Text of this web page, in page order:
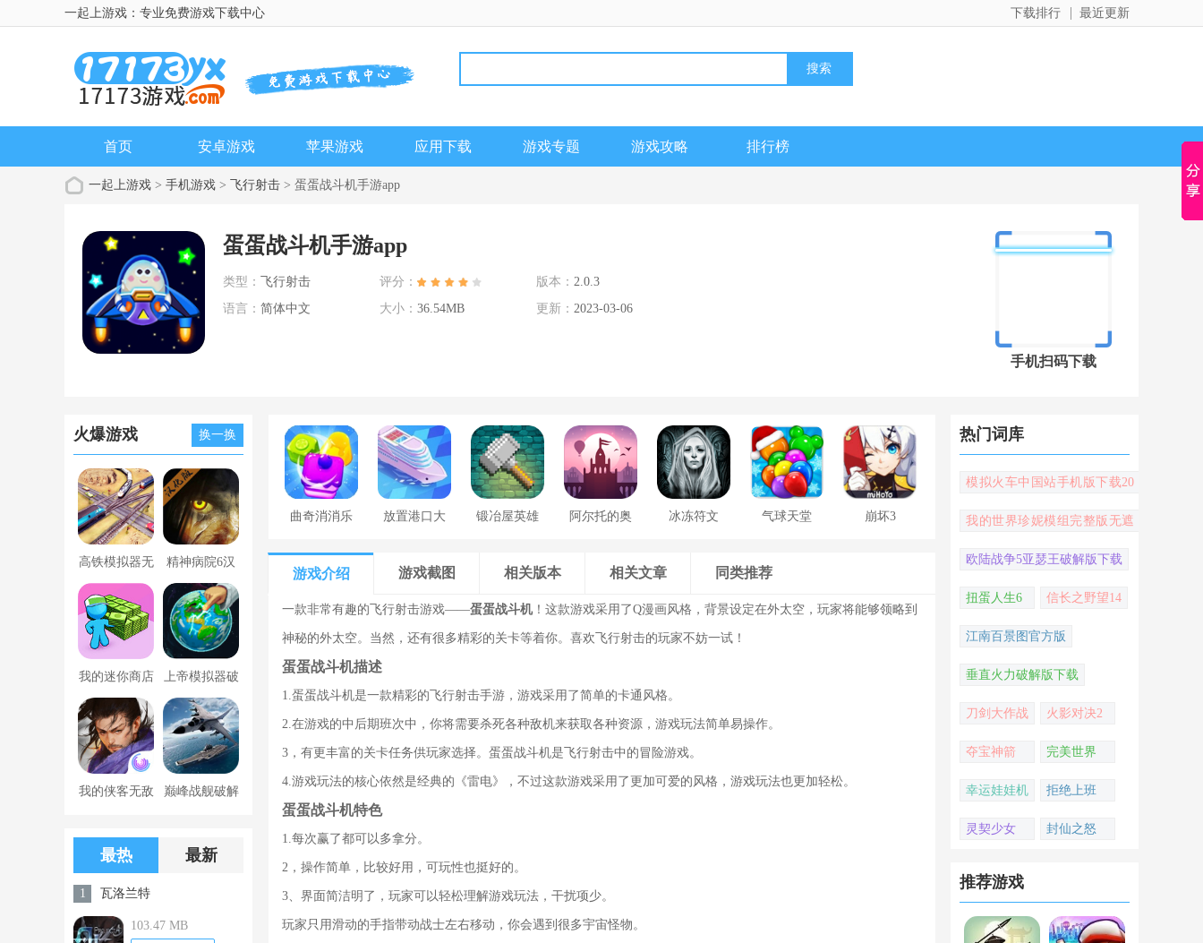
一起上游戏：专业免费游戏下载中心 最近更新
下载排行
首页 安卓游戏 苹果游戏 应用下载 游戏专题 游戏攻略 排行榜
一起上游戏 > 手机游戏 > 飞行射击 > 蛋蛋战斗机手游app
蛋蛋战斗机手游app
类型： 飞行射击 评分： 版本： 2.0.3
语言： 简体中文 大小： 36.54MB 更新： 2023-03-06
手机扫码下载
火爆游戏 换一换
高铁模拟器无
限金币版
精神病院6汉
化版下载
我的迷你商店
破解版无限金
币版下载中文
上帝模拟器破
解版全解锁无
广告
我的侠客无敌 巅峰战舰破解
限钻石
最热 最新
1 瓦洛兰特
103.47 MB
曲奇消消乐 放置港口大 锻冶屋英雄 阿尔托的奥 冰冻符文 气球天堂 崩坏3
游戏介绍 游戏截图 相关版本 相关文章 同类推荐
一款非常有趣的飞行射击游戏——蛋蛋战斗机！这款游戏采用了Q漫画风格，背景设定在外太空，玩家将能够领略到
神秘的外太空。当然，还有很多精彩的关卡等着你。喜欢飞行射击的玩家不妨一试！
蛋蛋战斗机描述
1.蛋蛋战斗机是一款精彩的飞行射击手游，游戏采用了简单的卡通风格。
2.在游戏的中后期班次中，你将需要杀死各种敌机来获取各种资源，游戏玩法简单易操作。
3，有更丰富的关卡任务供玩家选择。蛋蛋战斗机是飞行射击中的冒险游戏。
4.游戏玩法的核心依然是经典的《雷电》，不过这款游戏采用了更加可爱的风格，游戏玩法也更加轻松。
蛋蛋战斗机特色
1.每次赢了都可以多拿分。
2，操作简单，比较好用，可玩性也挺好的。
3、界面简洁明了，玩家可以轻松理解游戏玩法，干扰项少。
玩家只用滑动的手指带动战士左右移动，你会遇到很多宇宙怪物。
热门词库
模拟火车中国站手机版下载20
我的世界珍妮模组完整版无遮
欧陆战争5亚瑟王破解版下载
扭蛋人生6 信长之野望14
江南百景图官方版
垂直火力破解版下载
刀剑大作战 火影对决2
夺宝神箭 完美世界
幸运娃娃机 拒绝上班
灵契少女 封仙之怒
推荐游戏